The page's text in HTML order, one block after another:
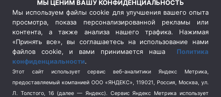
Сельское хозяйство (3)
Социальная политика
(3)
Спецоперация в Украине
Спецоперация на Украине
(404)
Спорт (740)
Терроризм (1)
МЫ ЦЕНИМ ВАШУ КОНФИДЕНЦИАЛЬНОСТЬ
Мы используем файлы cookie для улучшения вашего опыта
просмотра, показа персонализированной рекламы или
контента, а также анализа нашего трафика. Нажимая
«Принять все», вы соглашаетесь на использование нами
файлов cookie, и вами принимается наша Политика
конфиденциальности.
Этот сайт использует сервис веб-аналитики Яндекс Метрика,
предоставляемый компанией ООО «ЯНДЕКС», 119021, Россия, Москва, ул.
Л. Толстого, 16 (далее — Яндекс). Сервис Яндекс Метрика использует